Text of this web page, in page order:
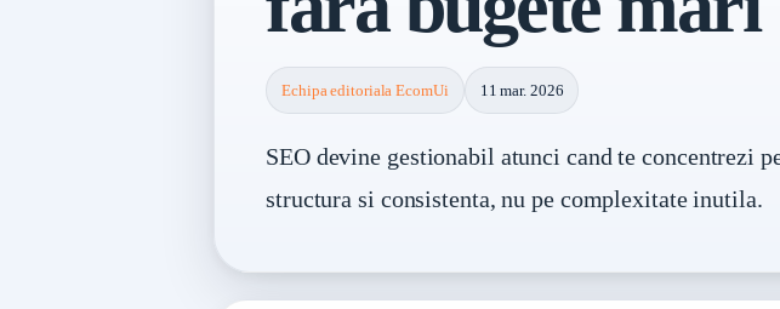
Echipa editoriala EcomUi 11 mar. 2026
SEO devine gestionabil atunci cand te concentrezi
structura si consistenta, nu pe complexitate inutila.